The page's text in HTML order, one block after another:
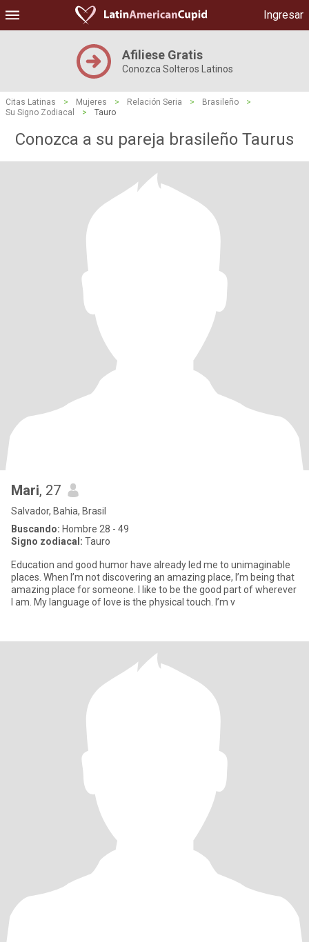
Ingresar
Afiliese Gratis
Conozca Solteros Latinos
Citas Latinas > Mujeres > Relación Seria > Brasileño
>
Su Signo Zodiacal
> Tauro
Conozca a su pareja brasileño Taurus
Mari, 27
Salvador, Bahia, Brasil
Buscando: Hombre 28 - 49
Signo zodiacal: Tauro
Education and good humor have already led me to unimaginable
places. When I’m not discovering an amazing place, I’m being that
amazing place for someone. I like to be the good part of wherever
I am. My language of love is the physical touch. I’m v